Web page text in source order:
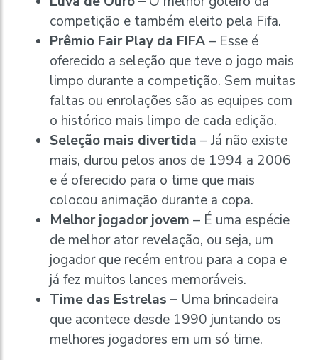
competição e também eleito pela Fifa.
Prêmio Fair Play da FIFA– Esse é
oferecido a seleção que teve o jogo mais
limpo durante a competição. Sem muitas
faltas ou enrolações são as equipes com
o histórico mais limpo de cada edição.
Seleção mais divertida – Já não existe
mais, durou pelos anos de 1994 a 2006
e é oferecido para o time que mais
colocou animação durante a copa.
Melhor jogador jovem – É uma espécie
de melhor ator revelação, ou seja, um
jogador que recém entrou para a copa e
já fez muitos lances memoráveis.
Time das Estrelas – Uma brincadeira
que acontece desde 1990 juntando os
melhores jogadores em um só time.